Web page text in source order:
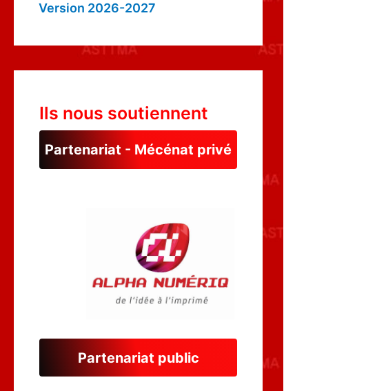
Version 2026-2027
Ils nous soutiennent
Partenariat - Mécénat privé
Partenariat public